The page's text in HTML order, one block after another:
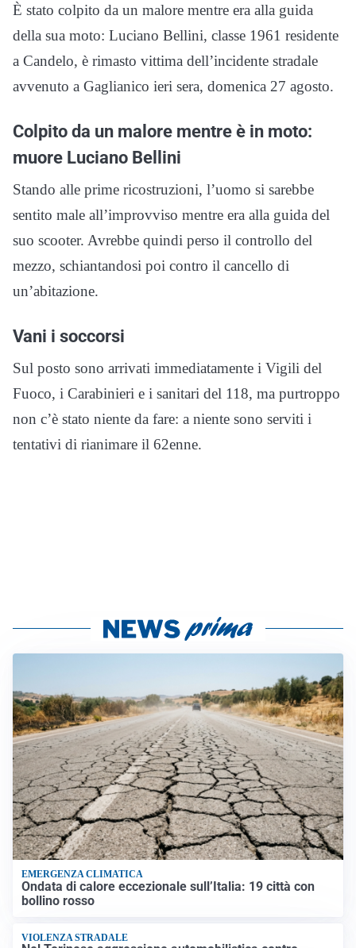
È stato colpito da un malore mentre era alla guida
della sua moto: Luciano Bellini, classe 1961 residente
a Candelo, è rimasto vittima dell’incidente stradale
avvenuto a Gaglianico ieri sera, domenica 27 agosto.
Colpito da un malore mentre è in moto:
muore Luciano Bellini
Stando alle prime ricostruzioni, l’uomo si sarebbe
sentito male all’improvviso mentre era alla guida del
suo scooter. Avrebbe quindi perso il controllo del
mezzo, schiantandosi poi contro il cancello di
un’abitazione.
Vani i soccorsi
Sul posto sono arrivati immediatamente i Vigili del
Fuoco, i Carabinieri e i sanitari del 118, ma purtroppo
non c’è stato niente da fare: a niente sono serviti i
tentativi di rianimare il 62enne.
EMERGENZA CLIMATICA
Ondata di calore eccezionale sull’Italia: 19 città con
bollino rosso
VIOLENZA STRADALE